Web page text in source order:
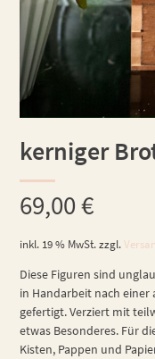
kerniger
69,00€
inkl. 19 % MwSt. zzgl.
Diese Figuren sind
in Handarbeit nach
gefertigt. Verziert mit
etwas Besonderes. Für
Kisten, Pappen und